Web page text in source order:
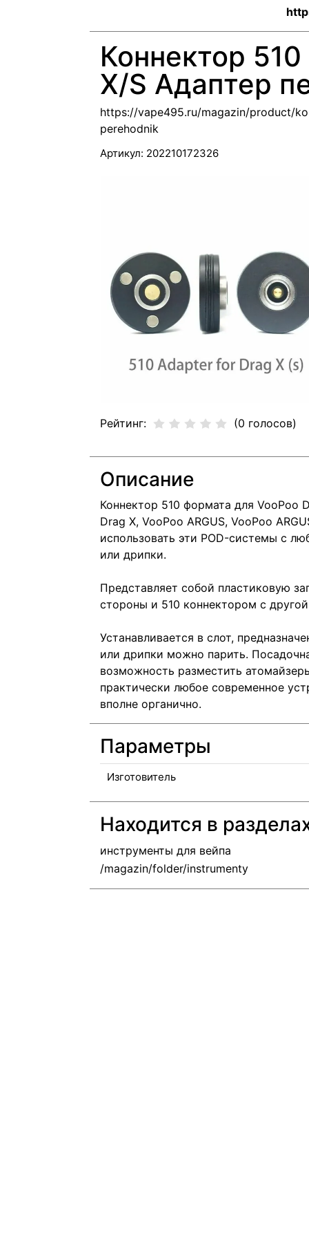
Коннектор
X/S Адаптер
https://vape495.ru/magazin/product/
perehodnik
Артикул: 202210172326
Рейтинг: (0 голосов)
Описание
Коннектор 510 формата для VooPoo
Drag X, VooPoo ARGUS, VooPoo
использовать эти POD-системы с
или дрипки.
Представляет собой пластиковую
стороны и 510 коннектором с
Устанавливается в слот,
или дрипки можно парить.
возможность разместить
практически любое современное
вполне органично.
Параметры
Изготовитель
Находится в
инструменты для вейпа